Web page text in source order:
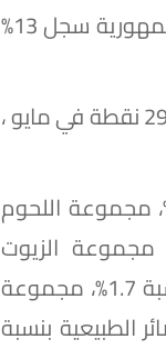
وقال الجهاز ، في بيان له اليوم ، الأربعاء ، إن معدل التضـخم السنوي لإجمالي الجمهورية سجل 13%
أشار إلى أن الرقم القياسي العام لأسعار المستهلكين لإجمالي الجمهورية بلغ 292.0 نقطة في مايو ،
أهم الأسباب إلى ارتفاع أسعار مجموعة الحبوب والخبز بنسبة 0.3%، مجموعة اللحوم
3.5%، مجموعة الأسماك والمأكولات البحرية بنسبة 1.3%، مجموعة الزيوت
والدهون بنسبة 0.5%، مجموعة الفاكهة بنسبة 12.7%، مجموعة الخضروات بنسبة 1.7%، مجموعة
والعصائر الطبيعية بنسبة